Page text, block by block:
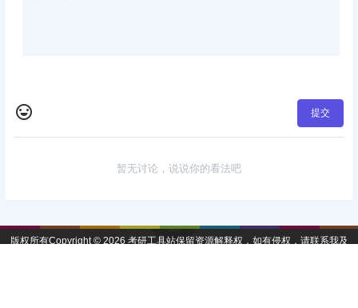
提交
暂无讨论，说说你的看法吧
版权所有Copyright © 2026 考研工具站保留资源解释权，如有侵权，请联系我及